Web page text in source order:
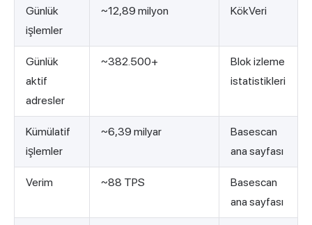
Günlük
işlemler
~12,89 milyon KökVeri
Günlük
aktif
adresler
~382.500+
Blok izleme
istatistikleri
Kümülatif
işlemler
~6,39 milyar
Basescan
ana sayfası
Verim ~88 TPS
Basescan
ana sayfası